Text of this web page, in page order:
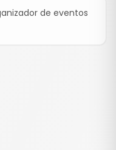
de eventos